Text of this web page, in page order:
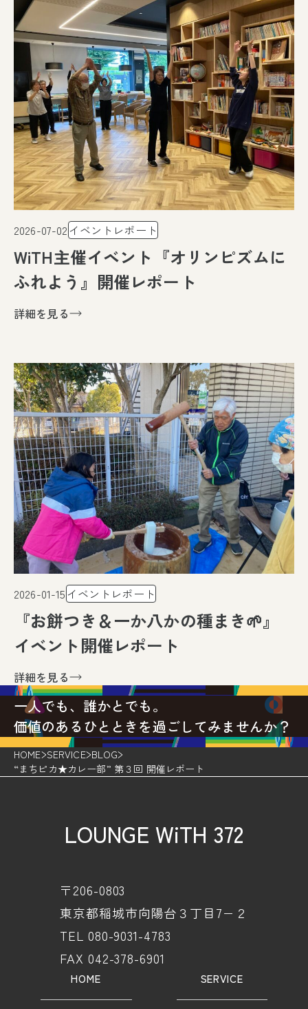
2026-07-02イベントレポート
WiTH主催イベント『オリンピズムに
ふれよう』開催レポート
詳細を見る
2026-01-15イベントレポート
『お餅つき＆一か八かの種まき🌱』
イベント開催レポート
詳細を見る
一人でも、誰かとでも。
価値のあるひとときを過ごしてみませんか？
HOME SERVICE BLOG
“まちピカ★カレー部” 第３回 開催レポート
LOUNGE WiTH 372
〒206-0803
東京都稲城市向陽台３丁目7−２
TEL 080-9031-4783
FAX 042-378-6901
HOME SERVICE